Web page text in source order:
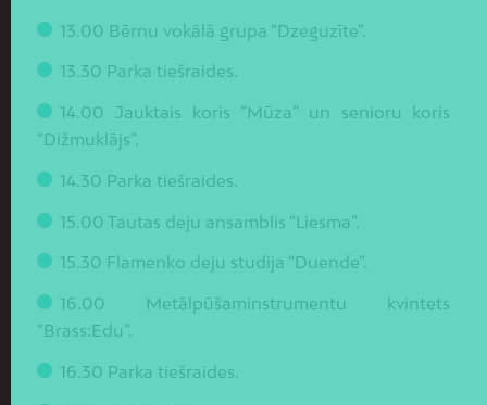
13.00 Bērnu vokālā grupa “Dzeguzīte”.
13.30 Parka tiešraides.
14.00 Jauktais koris “Mūza” un senioru koris
“Dižmuklājs”.
14.30 Parka tiešraides.
15.00 Tautas deju ansamblis “Liesma”.
15.30 Flamenko deju studija “Duende”.
16.00 Metālpūšaminstrumentu kvintets
“Brass:Edu”.
16.30 Parka tiešraides.